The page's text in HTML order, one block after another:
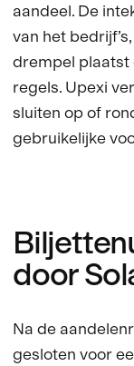
aandeel. De
van het
drempel plaatst
regels. Upexi
sluiten op of
gebruikelijke
door
Na de
gesloten voor